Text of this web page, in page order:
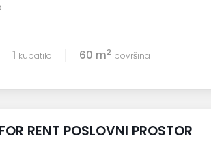
1 kupatilo 60 m2 površina
RENT POSLOVNI PROSTOR